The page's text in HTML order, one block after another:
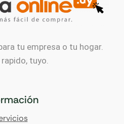
tu empresa o tu hogar.
tuyo.